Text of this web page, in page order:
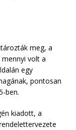
meg, a
volt a
egy
pontosan
ben.
kiadott, a